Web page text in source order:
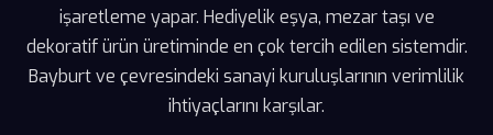
işaretleme yapar. Hediyelik eşya, mezar taşı ve
dekoratif ürün üretiminde en çok tercih edilen sistemdir.
Bayburt ve çevresindeki sanayi kuruluşlarının verimlilik
ihtiyaçlarını karşılar.